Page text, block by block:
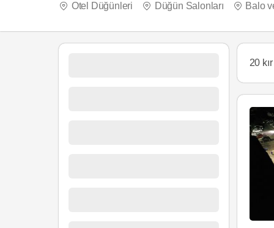
Otel Düğünleri Düğün Salonları Balo
20